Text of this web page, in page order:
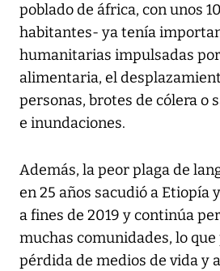
poblado de áfrica, con unos
habitantes- ya tenía
humanitarias impulsadas
alimentaria, el
personas, brotes de cólera o
e inundaciones.
Además, la peor plaga de
en 25 años sacudió a Etiopía
a fines de 2019 y continúa
muchas comunidades, lo que
pérdida de medios de vida y